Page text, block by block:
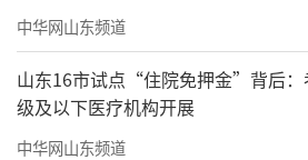
中华网山东频道
山东16市试点“住院免押金”背后：
级及以下医疗机构开展
中华网山东频道